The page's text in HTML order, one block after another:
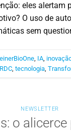
eles alertam
O uso de
sem
IA
RDC ,tecnologia ,
NEWSLETTER
o